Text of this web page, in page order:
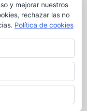
y mejorar nuestros
rechazar las no
Política de cookies